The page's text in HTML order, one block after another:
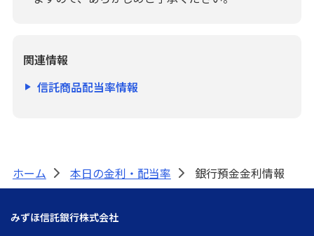
関連情報
信託商品配当率情報
ホーム > 本日の金利・配当率 > 銀行預金金利情報
みずほ信託銀行株式会社